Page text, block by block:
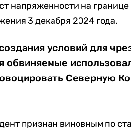
напряженности на границе
3 декабря 2024 года.
условий для
обвиняемые
Северную
признан виновным по